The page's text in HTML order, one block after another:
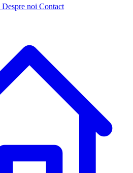
Despre noi Contact